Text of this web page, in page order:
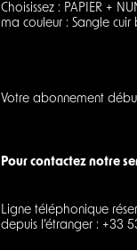
Choisissez : PAPIER +
ma couleur : Sangle
Votre abonnement
Pour contactez notre
Ligne téléphonique
depuis l’étranger : +33